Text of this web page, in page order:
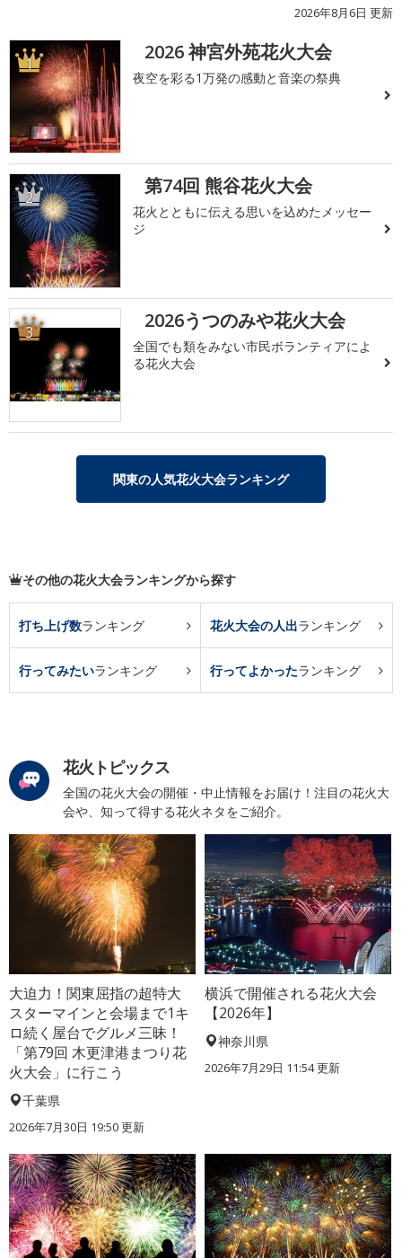
2026年8月6日 更新
1 2026 神宮外苑花火大会
夜空を彩る1万発の感動と音楽の祭典
2 第74回 熊谷花火大会
花火とともに伝える思いを込めたメッセー
ジ
3 2026うつのみや花火大会
全国でも類をみない市民ボランティアによ
る花火大会
関東の人気花火大会ランキング
その他の花火大会ランキングから探す
打ち上げ数ランキング 花火大会の人出ランキング
行ってみたいランキング 行ってよかったランキング
花火トピックス
全国の花火大会の開催・中止情報をお届け！注目の花火大
会や、知って得する花火ネタをご紹介。
大迫力！関東屈指の超特大
スターマインと会場まで1キ
ロ続く屋台でグルメ三昧！
「第79回 木更津港まつり花
火大会」に行こう
千葉県
2026年7月30日 19:50 更新
横浜で開催される花火大会
【2026年】
神奈川県
2026年7月29日 11:54 更新